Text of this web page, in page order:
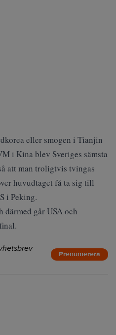
eller smogen i Tianjin
i Kina blev Sveriges sämsta
att man troligtvis tvingas
huvudtaget få ta sig till
i Peking.
därmed går USA och
Prenumerera